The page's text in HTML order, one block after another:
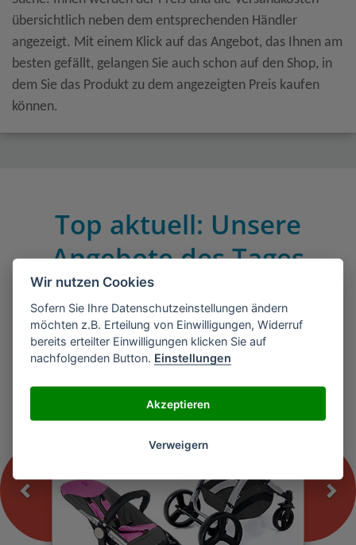
übersichtlich neben dem entsprechenden Händler
angezeigt. Mit einem Klick auf das Angebot, das Ihnen am
besten gefällt, gelangen Sie auch schon auf den Shop, in
dem Sie das Produkt zu dem angezeigten Preis kaufen
können.
Top aktuell: Unsere
Angebote des Tages
Froggy MAGICA Kinderwagen
Previous
Wir nutzen Cookies
Sofern Sie Ihre Datenschutzeinstellungen ändern
möchten z.B. Erteilung von Einwilligungen, Widerruf
bereits erteilter Einwilligungen klicken Sie auf
nachfolgenden Button. Einstellungen
Akzeptieren
Verweigern